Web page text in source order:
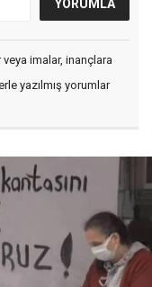
imalar, inançlara
yazılmış yorumlar